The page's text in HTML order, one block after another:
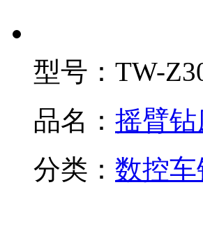
型号： TW-
品名： 摇臂
分类： 数控